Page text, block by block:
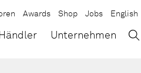
Händler Unternehmen
Awards Shop Jobs English
→ ×